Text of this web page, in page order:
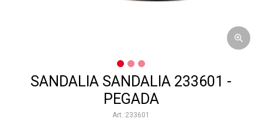
SANDALIA SANDALIA 233601 -
PEGADA
233601